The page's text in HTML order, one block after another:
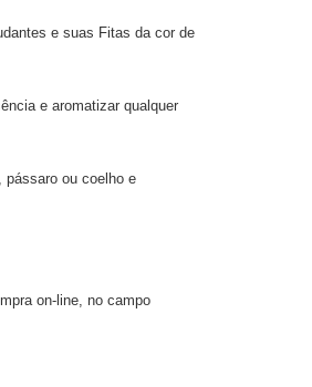
e suas Fitas da cor de
e aromatizar qualquer
pássaro ou coelho e
on-line, no campo